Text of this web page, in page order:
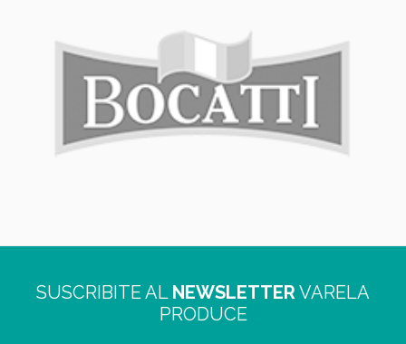
SUSCRIBITE AL NEWSLETTER VARELA
PRODUCE